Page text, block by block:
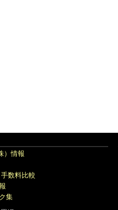
）情報
数料比較
集